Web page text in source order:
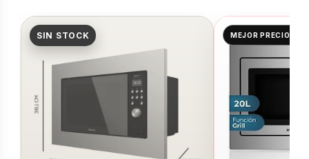
SIN STOCK MEJOR PRECIO👌🏻